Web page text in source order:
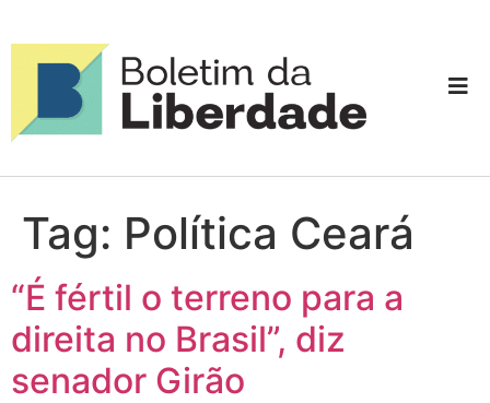
Tag: Política Ceará
“É fértil o terreno para a
direita no Brasil”, diz
senador Girão